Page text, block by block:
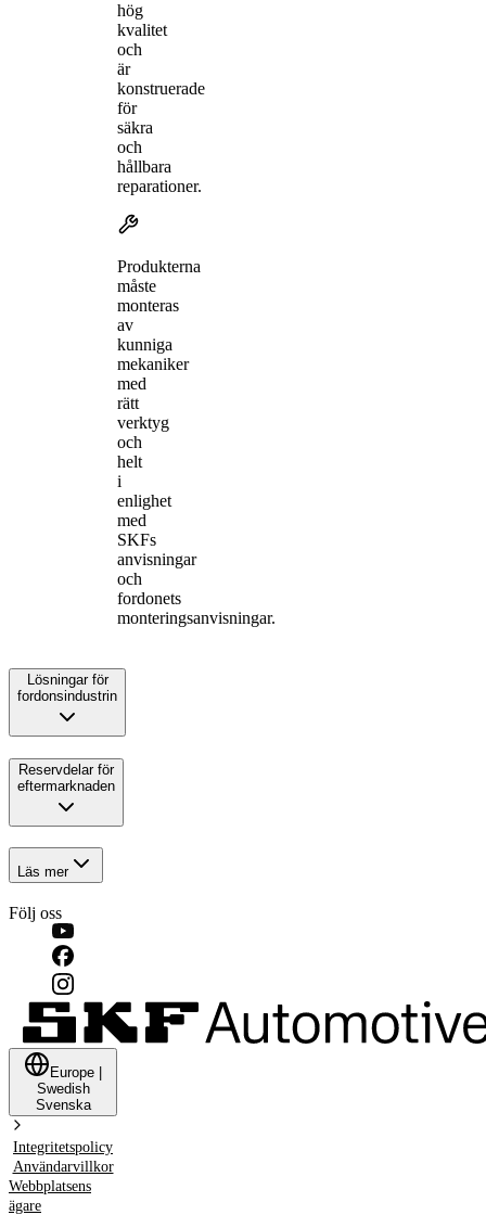
hög
kvalitet
och
är
konstruerade
för
säkra
och
hållbara
reparationer.
Produkterna
måste
monteras
av
kunniga
mekaniker
med
rätt
verktyg
och
helt
i
enlighet
med
SKFs
anvisningar
och
fordonets
monteringsanvisningar.
Lösningar för
fordonsindustrin
Reservdelar för
eftermarknaden
Läs mer
Följ oss
Europe
Swedish
Svenska
Integritetspolicy
Användarvillkor
Webbplatsens
ägare